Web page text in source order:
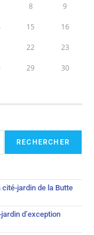
8 9
15 16
22 23
29 30
RECHERCHER
jardin de la Butte
d’exception